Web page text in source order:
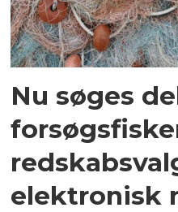
Nu søges
elektronisk